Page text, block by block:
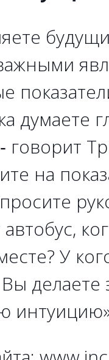
думаете
говорит
на
автобус,
У
Вы